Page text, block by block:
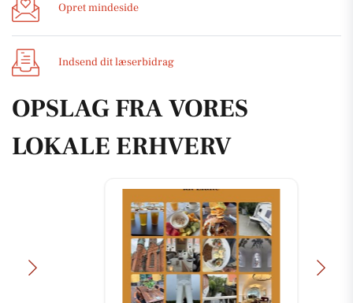
Opret mindeside
Indsend dit læserbidrag
OPSLAG FRA VORES
LOKALE ERHVERV